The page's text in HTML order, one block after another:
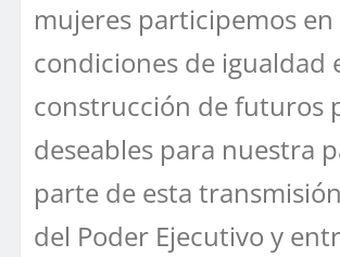
mujeres participemos en
condiciones de igualdad
construcción de futuros
deseables para nuestra
parte de esta
del Poder Ejecutivo y